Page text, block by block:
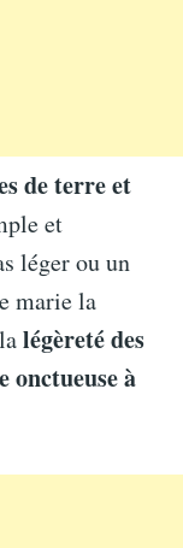
de terre et
et
léger ou un
marie la
légèreté des
onctueuse à